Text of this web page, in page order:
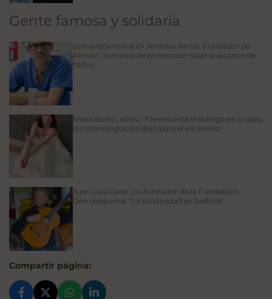
Gente famosa y solidaria
Entrevistamos al Dr Andrew Birnie, Fundador de
Altruist: la marca de protección solar al alcance de
todos
María Botto, actriz: "Me encanta el diálogo en la vida,
los monólogos los dejo para el escenario"
Juan Luis Cano, co-fundador de la Fundación
Gomaespuma: “La solidaridad es Justicia"
Compartir página: